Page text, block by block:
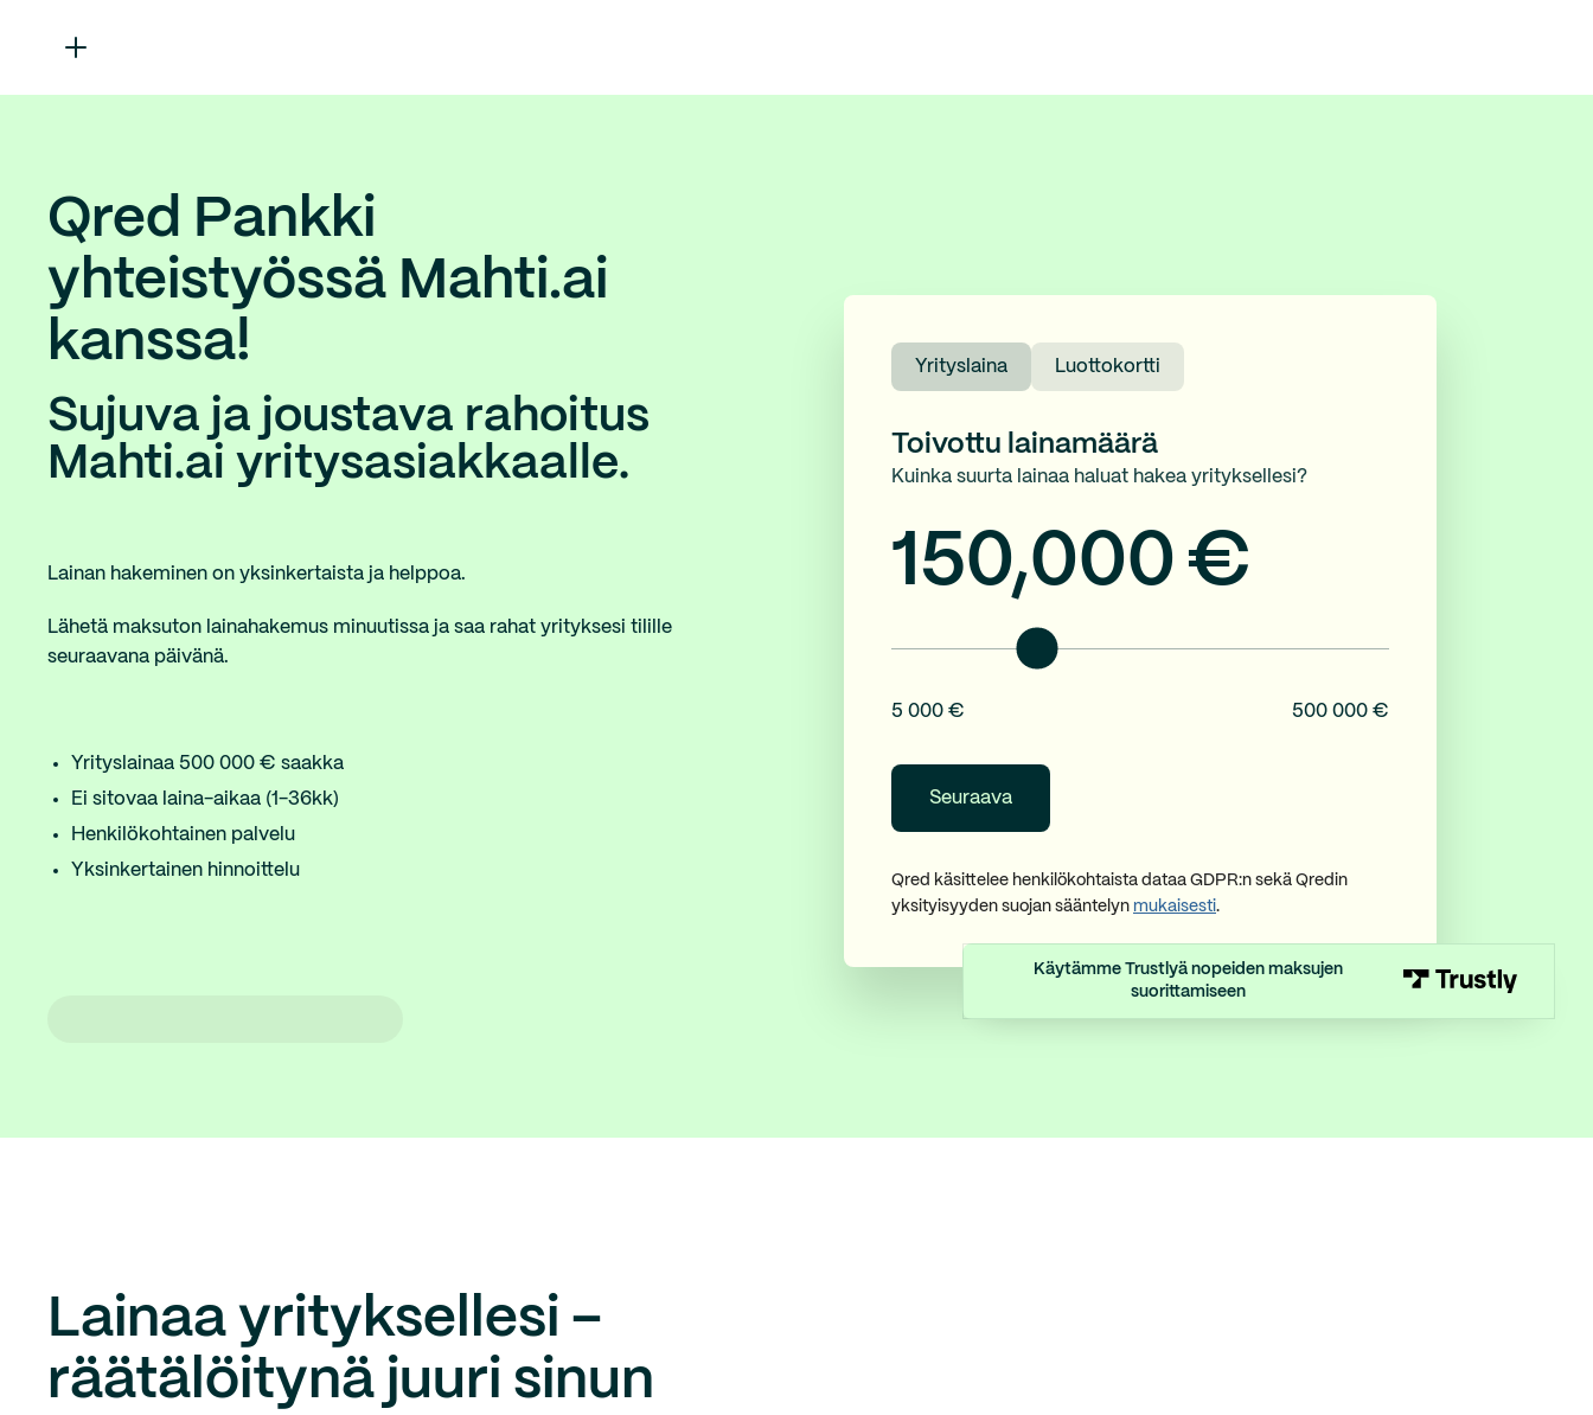
Qred Pankki
yhteistyössä Mahti.ai
kanssa!
Sujuva ja joustava rahoitus
Mahti.ai yritysasiakkaalle.
Lainan hakeminen on yksinkertaista ja helppoa.
Lähetä maksuton lainahakemus minuutissa ja saa rahat yrityksesi tilille
seuraavana päivänä.
Yrityslainaa 500 000 € saakka
Ei sitovaa laina-aikaa (1-36kk)
Henkilökohtainen palvelu
Yksinkertainen hinnoittelu
Yrityslaina Luottokortti
Toivottu lainamäärä
Kuinka suurta lainaa haluat hakea yrityksellesi?
150,000 €
5 000 € 500 000 €
Qred käsittelee henkilökohtaista dataa GDPR:n sekä Qredin
yksityisyyden suojan sääntelyn mukaisesti.
Käytämme Trustlyä nopeiden maksujen
suorittamiseen
Lainaa yrityksellesi –
räätälöitynä juuri sinun